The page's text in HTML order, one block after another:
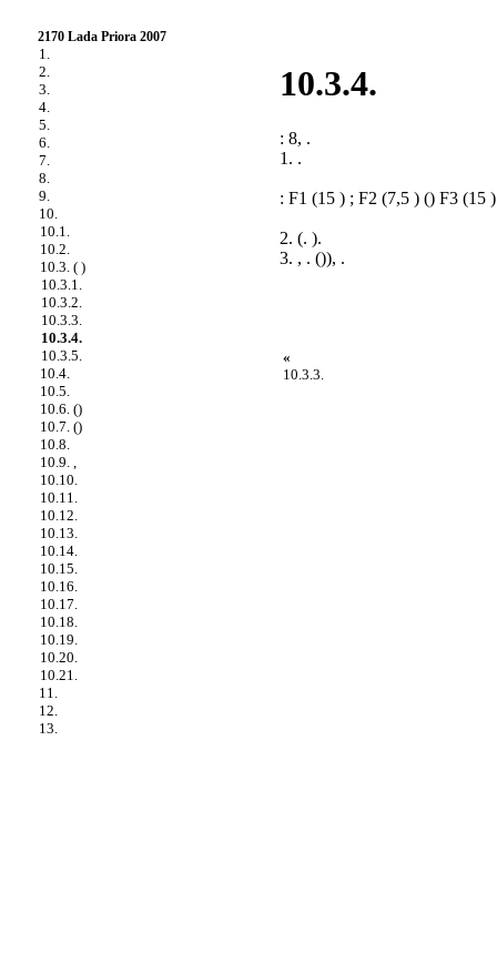
2170 Lada Priora 2007
1.
2.
3.
4.
5.
6.
7.
8.
9.
10.
10.1.
10.2.
10.3. ( )
10.3.1.
10.3.2.
10.3.3.
10.3.4.
10.3.5.
10.4.
10.5.
10.6. ()
10.7. ()
10.8.
10.9. ,
10.10.
10.11.
10.12.
10.13.
10.14.
10.15.
10.16.
10.17.
10.18.
10.19.
10.20.
10.21.
11.
12.
13.
10.3.4.
: 8, .
1. .
: F1 (15 ) ; F2 (7,5 ) () F3 (15
2. (. ).
3. , . ()), .
«
10.3.3.